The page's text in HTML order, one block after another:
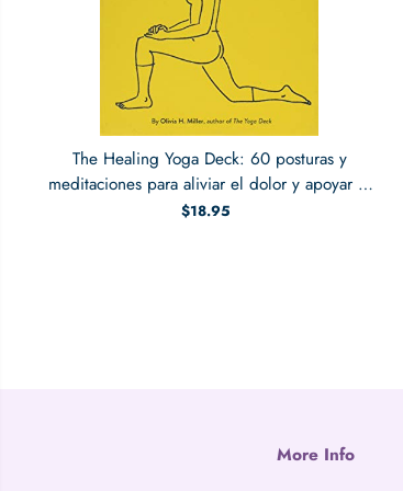
The Healing Yoga Deck: 60 posturas y
meditaciones para aliviar el dolor y apoyar el
bienestar
$18.95
More Info